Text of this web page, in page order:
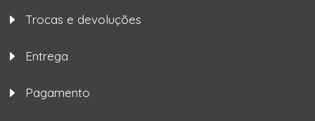
Trocas e devoluções
Entrega
Pagamento